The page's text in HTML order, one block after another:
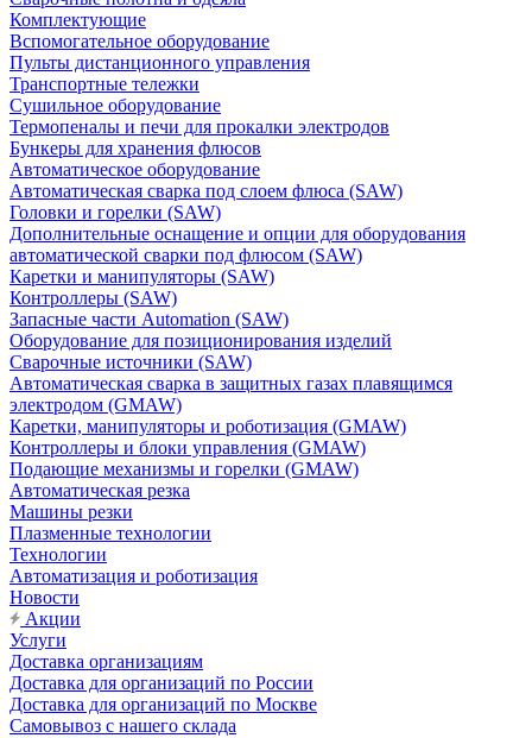
Комплектующие
Вспомогательное оборудование
Пульты дистанционного управления
Транспортные тележки
Сушильное оборудование
Термопеналы и печи для прокалки электродов
Бункеры для хранения флюсов
Автоматическое оборудование
Автоматическая сварка под слоем флюса (SAW)
Головки и горелки (SAW)
Дополнительные оснащение и опции для оборудования
автоматической сварки под флюсом (SAW)
Каретки и манипуляторы (SAW)
Контроллеры (SAW)
Запасные части Automation (SAW)
Оборудование для позиционирования изделий
Сварочные источники (SAW)
Автоматическая сварка в защитных газах плавящимся
электродом (GMAW)
Каретки, манипуляторы и роботизация (GMAW)
Контроллеры и блоки управления (GMAW)
Подающие механизмы и горелки (GMAW)
Автоматическая резка
Машины резки
Плазменные технологии
Технологии
Автоматизация и роботизация
Новости
Акции
Услуги
Доставка организациям
Доставка для организаций по России
Доставка для организаций по Москве
Самовывоз с нашего склада